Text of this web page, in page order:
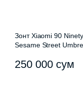
Зонт Xiaomi 90
Sesame Street
250 000 сум